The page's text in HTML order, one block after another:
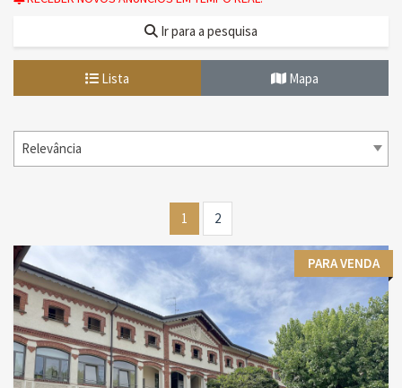
Ir para a pesquisa
Lista Mapa
Relevância
1 2
PARA VENDA